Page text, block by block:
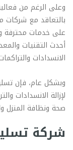
وعلى الرغم من
بالتعاقد مع
على خدمات محترفة
أحدث التقنيات
الانسدادات
وبشكل عام، فإن
لإزالة الانسدادات
صحة ونظافة المنزل
شركة